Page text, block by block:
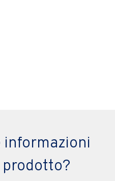
informazioni